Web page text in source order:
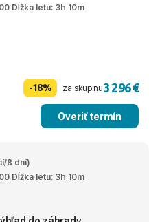
Dĺžka letu: 3h 10m
-18% za skupinu3 296 €
Overiť termín
8 dní)
Dĺžka letu: 3h 10m